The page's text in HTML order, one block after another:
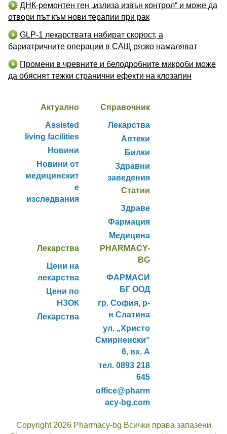
ДНК-ремонтен ген „излиза извън контрол“ и може да
отвори път към нови терапии при рак
GLP-1 лекарствата набират скорост, а
бариатричните операции в САЩ рязко намаляват
Промени в чревните и белодробните микроби може
да обяснят тежки странични ефекти на клозапин
Актуално
Assisted
living facilities
Новини
Новини от
медицинскит
е
изследвания
Справочник
Лекарства
Аптеки
Билки
Здравни
заведения
Статии
Здраве
Фармация
Медицина
Лекарства
Цени на
лекарства
Цени по
НЗОК
Лекарства
PHARMACY-
BG
ФАРМАСИ
БГ ООД
гр. София, р-
н Слатина
ул. „Христо
Смирненски“
6, вх. А
тел. 0893 218
645
office@pharm
acy-bg.com
Copyright 2026 Pharmacy-bg Всички права запазени